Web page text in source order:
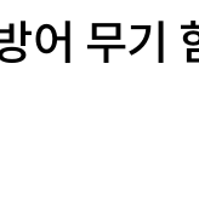
어 무기